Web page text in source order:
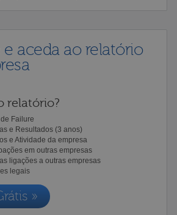
e aceda ao relatório
relatório?
Failure
e Resultados (3 anos)
e Atividade da empresa
em outras empresas
ligações a outras empresas
legais
»